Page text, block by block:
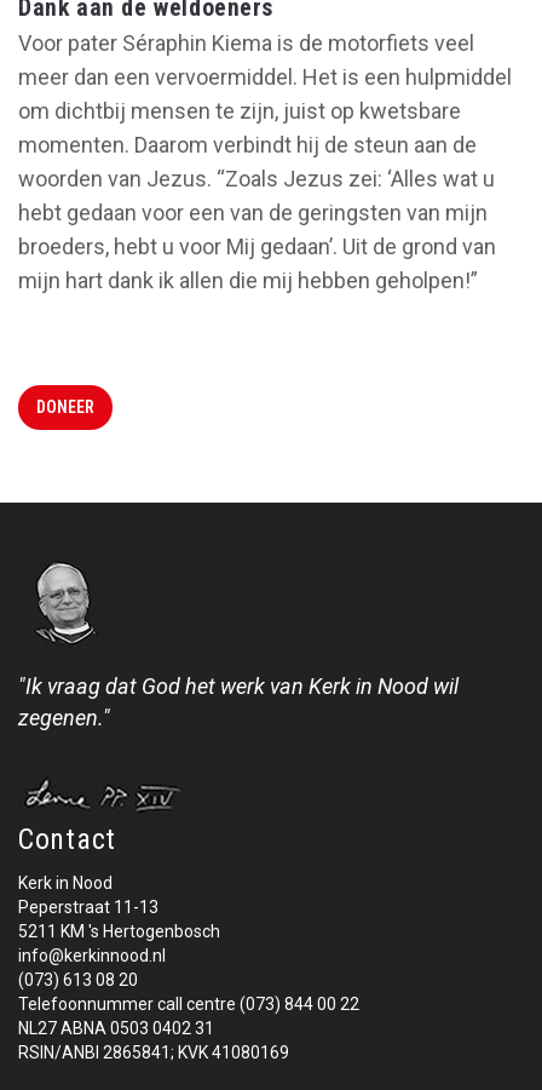
Dank aan de weldoeners
Voor pater Séraphin Kiema is de motorfiets veel
meer dan een vervoermiddel. Het is een hulpmiddel
om dichtbij mensen te zijn, juist op kwetsbare
momenten. Daarom verbindt hij de steun aan de
woorden van Jezus. “Zoals Jezus zei: ‘Alles wat u
hebt gedaan voor een van de geringsten van mijn
broeders, hebt u voor Mij gedaan’. Uit de grond van
mijn hart dank ik allen die mij hebben geholpen!”
DONEER
"Ik vraag dat God het werk van Kerk in Nood wil
zegenen."
Contact
Kerk in Nood
Peperstraat 11-13
5211 KM 's Hertogenbosch
info@kerkinnood.nl
(073) 613 08 20
Telefoonnummer call centre (073) 844 00 22
NL27 ABNA 0503 0402 31
RSIN/ANBI 2865841; KVK 41080169